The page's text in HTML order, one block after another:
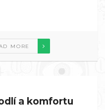
MORE
a komfortu